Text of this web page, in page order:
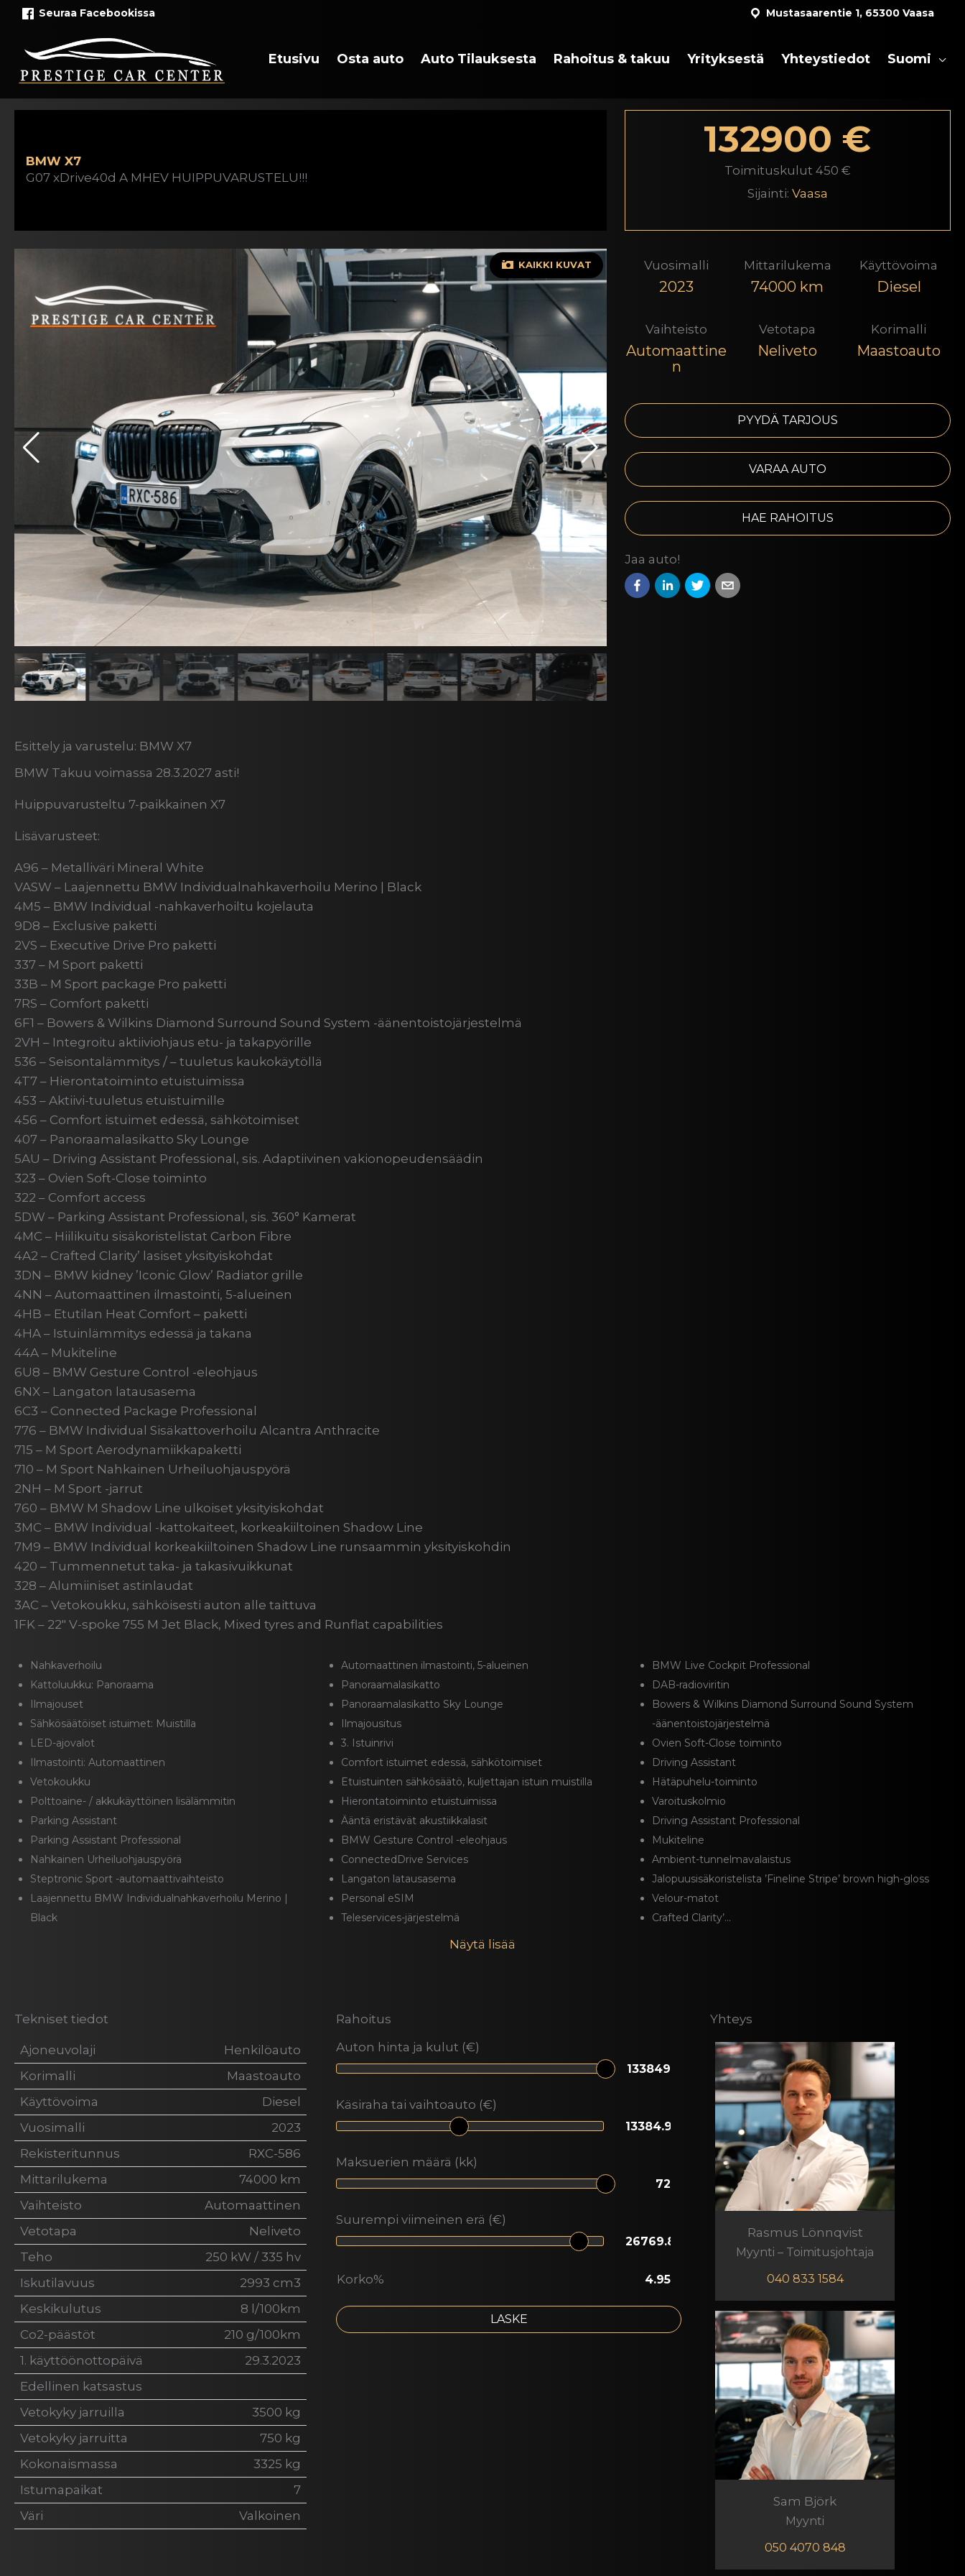
Siirry
Seuraa Facebookissa Mustasaarentie 1, 65300 Vaasa
Etusivu Osta auto Auto Tilauksesta Rahoitus & takuu Yrityksestä Yhteystiedot Suomi
BMW X7
G07 xDrive40d A MHEV HUIPPUVARUSTELU!!!
132900 €
Toimituskulut 450 €
Sijainti: Vaasa
KAIKKI KUVAT Vuosimalli
2023
Mittarilukema
74000 km
Käyttövoima
Diesel
Vaihteisto
Automaattine
n
Vetotapa
Neliveto
Korimalli
Maastoauto
PYYDÄ TARJOUS
VARAA AUTO
HAE RAHOITUS
Jaa auto!
Esittely ja varustelu: BMW X7
BMW Takuu voimassa 28.3.2027 asti!
Huippuvarusteltu 7-paikkainen X7
Lisävarusteet:
A96 – Metalliväri Mineral White
VASW – Laajennettu BMW Individualnahkaverhoilu Merino | Black
4M5 – BMW Individual -nahkaverhoiltu kojelauta
9D8 – Exclusive paketti
2VS – Executive Drive Pro paketti
337 – M Sport paketti
33B – M Sport package Pro paketti
7RS – Comfort paketti
6F1 – Bowers & Wilkins Diamond Surround Sound System -äänentoistojärjestelmä
2VH – Integroitu aktiiviohjaus etu- ja takapyörille
536 – Seisontalämmitys / – tuuletus kaukokäytöllä
4T7 – Hierontatoiminto etuistuimissa
453 – Aktiivi-tuuletus etuistuimille
456 – Comfort istuimet edessä, sähkötoimiset
407 – Panoraamalasikatto Sky Lounge
5AU – Driving Assistant Professional, sis. Adaptiivinen vakionopeudensäädin
323 – Ovien Soft-Close toiminto
322 – Comfort access
5DW – Parking Assistant Professional, sis. 360° Kamerat
4MC – Hiilikuitu sisäkoristelistat Carbon Fibre
4A2 – Crafted Clarity’ lasiset yksityiskohdat
3DN – BMW kidney ’Iconic Glow’ Radiator grille
4NN – Automaattinen ilmastointi, 5-alueinen
4HB – Etutilan Heat Comfort – paketti
4HA – Istuinlämmitys edessä ja takana
44A – Mukiteline
6U8 – BMW Gesture Control -eleohjaus
6NX – Langaton latausasema
6C3 – Connected Package Professional
776 – BMW Individual Sisäkattoverhoilu Alcantra Anthracite
715 – M Sport Aerodynamiikkapaketti
710 – M Sport Nahkainen Urheiluohjauspyörä
2NH – M Sport -jarrut
760 – BMW M Shadow Line ulkoiset yksityiskohdat
3MC – BMW Individual -kattokaiteet, korkeakiiltoinen Shadow Line
7M9 – BMW Individual korkeakiiltoinen Shadow Line runsaammin yksityiskohdin
420 – Tummennetut taka- ja takasivuikkunat
328 – Alumiiniset astinlaudat
3AC – Vetokoukku, sähköisesti auton alle taittuva
1FK – 22″ V-spoke 755 M Jet Black, Mixed tyres and Runflat capabilities
Nahkaverhoilu
Kattoluukku: Panoraama
Ilmajouset
Sähkösäätöiset istuimet: Muistilla
LED-ajovalot
Ilmastointi: Automaattinen
Vetokoukku
Polttoaine- / akkukäyttöinen lisälämmitin
Parking Assistant
Parking Assistant Professional
Nahkainen Urheiluohjauspyörä
Steptronic Sport -automaattivaihteisto
Laajennettu BMW Individualnahkaverhoilu Merino |
Black
Automaattinen ilmastointi, 5-alueinen
Panoraamalasikatto
Panoraamalasikatto Sky Lounge
Ilmajousitus
3. Istuinrivi
Comfort istuimet edessä, sähkötoimiset
Etuistuinten sähkösäätö, kuljettajan istuin muistilla
Hierontatoiminto etuistuimissa
Ääntä eristävät akustiikkalasit
BMW Gesture Control -eleohjaus
ConnectedDrive Services
Langaton latausasema
Personal eSIM
Teleservices-järjestelmä
BMW Live Cockpit Professional
DAB-radioviritin
Bowers & Wilkins Diamond Surround Sound System
-äänentoistojärjestelmä
Ovien Soft-Close toiminto
Driving Assistant
Hätäpuhelu-toiminto
Varoituskolmio
Driving Assistant Professional
Mukiteline
Ambient-tunnelmavalaistus
Jalopuusisäkoristelista ’Fineline Stripe’ brown high-gloss
Velour-matot
Crafted Clarity’...
Näytä lisää
Tekniset tiedot
Ajoneuvolaji
Henkilöauto
Korimalli
Maastoauto
Käyttövoima
Diesel
Vuosimalli
2023
Rekisteritunnus
RXC-586
Mittarilukema
74000 km
Vaihteisto
Automaattinen
Vetotapa
Neliveto
Teho
250 kW / 335 hv
Iskutilavuus
2993 cm3
Keskikulutus
8 l/100km
Co2-päästöt
210 g/100km
1. käyttöönottopäivä
29.3.2023
Edellinen katsastus
Vetokyky jarruilla
3500 kg
Vetokyky jarruitta
750 kg
Kokonaismassa
3325 kg
Istumapaikat
7
Väri
Valkoinen
Rahoitus
Auton hinta ja kulut (€)
Käsiraha tai vaihtoauto (€)
Maksuerien määrä (kk)
Suurempi viimeinen erä (€)
Korko%
LASKE
Yhteys
Rasmus Lönnqvist
Myynti – Toimitusjohtaja
040 833 1584
Sam Björk
Myynti
050 4070 848